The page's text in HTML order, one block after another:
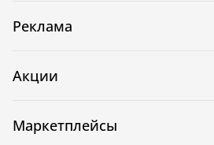
Реклама
Акции
Маркетплейсы